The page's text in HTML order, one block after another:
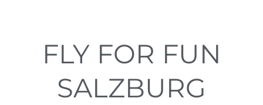
FLY FOR FUN
SALZBURG